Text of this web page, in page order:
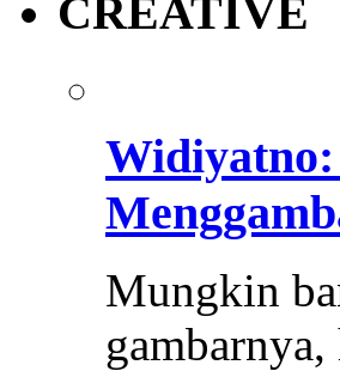
CREATIVE
Mungkin